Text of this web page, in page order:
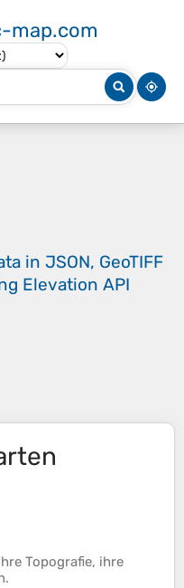
map.com
in JSON, GeoTIFF
Elevation API
Topografie, ihre